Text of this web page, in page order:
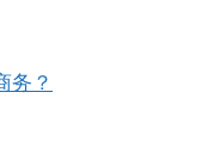
务？